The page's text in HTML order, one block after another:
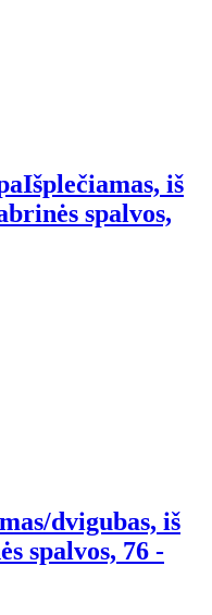
Išplečiamas, iš
spalvos,
dvigubas, iš
spalvos, 76 -